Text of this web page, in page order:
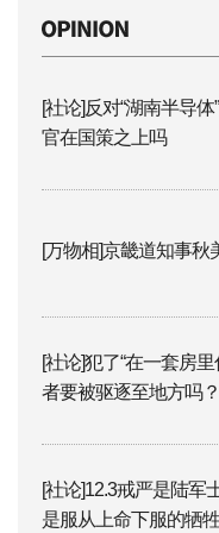
[社论]反对“湖南半导
官在国策之上吗
[万物相]京畿道知事秋
[社论]犯了“在一套房
者要被驱逐至地方吗？
[社论]12.3戒严是陆军
是服从上命下服的牺